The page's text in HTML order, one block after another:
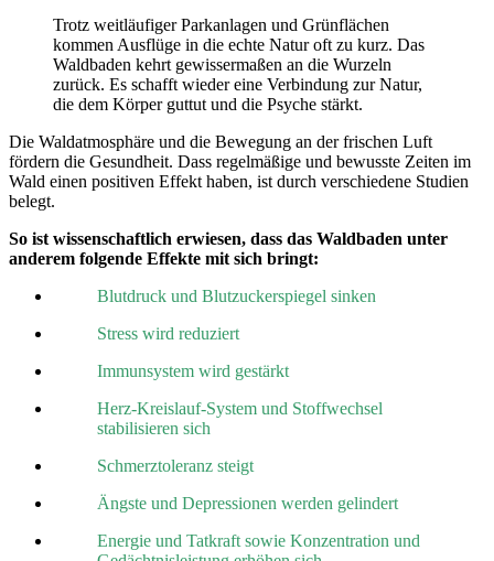
Trotz weitläufiger Parkanlagen und Grünflächen
kommen Ausflüge in die echte Natur oft zu kurz. Das
Waldbaden kehrt gewissermaßen an die Wurzeln
zurück. Es schafft wieder eine Verbindung zur Natur,
die dem Körper guttut und die Psyche stärkt.
Die Waldatmosphäre und die Bewegung an der frischen Luft
fördern die Gesundheit. Dass regelmäßige und bewusste Zeiten im
Wald einen positiven Effekt haben, ist durch verschiedene Studien
belegt.
So ist wissenschaftlich erwiesen, dass das Waldbaden unter
anderem folgende Effekte mit sich bringt:
Blutdruck und Blutzuckerspiegel sinken
Stress wird reduziert
Immunsystem wird gestärkt
Herz-Kreislauf-System und Stoffwechsel
stabilisieren sich
Schmerztoleranz steigt
Ängste und Depressionen werden gelindert
Energie und Tatkraft sowie Konzentration und